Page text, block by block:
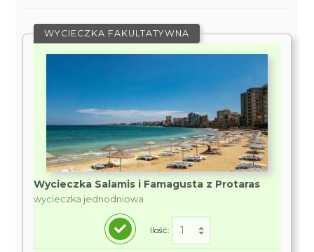
WYCIECZKA FAKULTATYWNA
Wycieczka Salamis i Famagusta z Protaras
wycieczka jednodniowa
Ilość: